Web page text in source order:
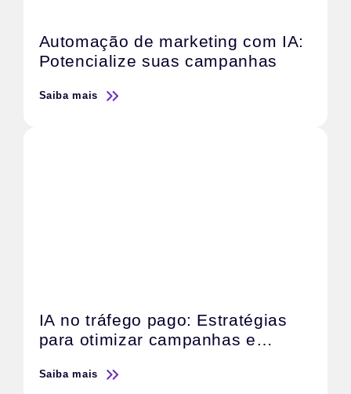
Automação de marketing com IA:
Potencialize suas campanhas
Saiba mais
IA no tráfego pago: Estratégias
para otimizar campanhas e
Saiba mais